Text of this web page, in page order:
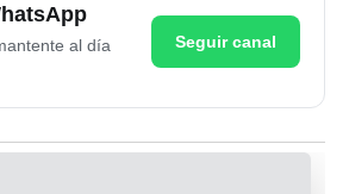
al día
Seguir canal